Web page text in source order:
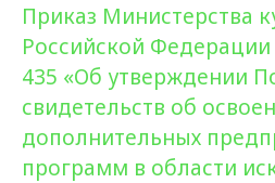
Приказ Министерства
Российской
435 «Об утверждении
свидетельств об
дополнительных
программ в области